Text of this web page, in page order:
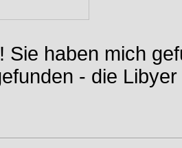
Sie haben mich
- die